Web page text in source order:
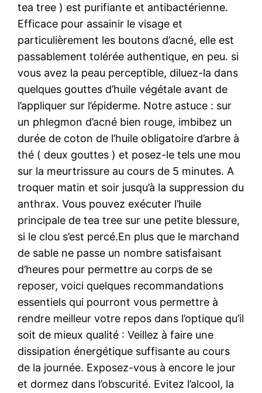
tea tree ) est purifiante et antibactérienne.
Efficace pour assainir le visage et
particulièrement les boutons d’acné, elle est
passablement tolérée authentique, en peu. si
vous avez la peau perceptible, diluez-la dans
quelques gouttes d’huile végétale avant de
l’appliquer sur l’épiderme. Notre astuce : sur
un phlegmon d’acné bien rouge, imbibez un
durée de coton de l’huile obligatoire d’arbre à
thé ( deux gouttes ) et posez-le tels une mou
sur la meurtrissure au cours de 5 minutes. A
troquer matin et soir jusqu’à la suppression du
anthrax. Vous pouvez exécuter l’huile
principale de tea tree sur une petite blessure,
si le clou s’est percé.En plus que le marchand
de sable ne passe un nombre satisfaisant
d’heures pour permettre au corps de se
reposer, voici quelques recommandations
essentiels qui pourront vous permettre à
rendre meilleur votre repos dans l’optique qu’il
soit de mieux qualité : Veillez à faire une
dissipation énergétique suffisante au cours
de la journée. Exposez-vous à encore le jour
et dormez dans l’obscurité. Evitez l’alcool, la